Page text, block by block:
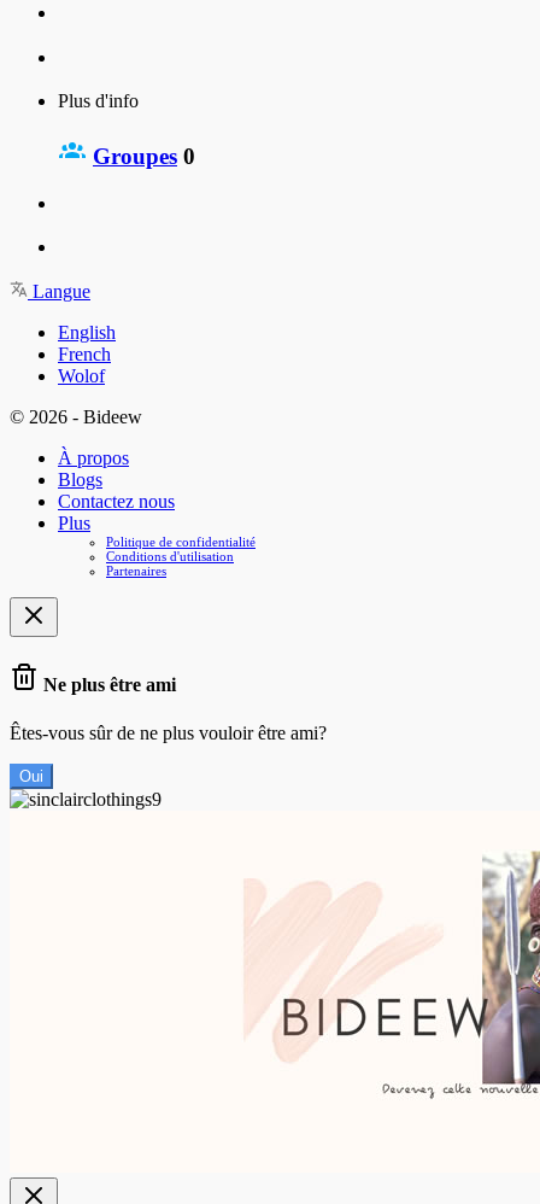
Plus d'info
Groupes 0
Langue
English
French
Wolof
© 2026 - Bideew
À propos
Blogs
Contactez nous
Plus
Politique de confidentialité
Conditions d'utilisation
Partenaires
Ne plus être ami
Êtes-vous sûr de ne plus vouloir être ami?
Oui